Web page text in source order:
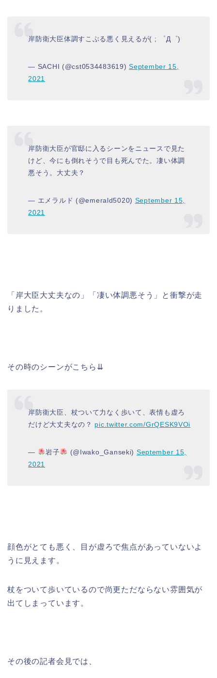
岸防衛大臣体調すこぶる悪く見えるが( ; ゜Д゜)
— SACHI (@cst0534483619)September 15,
2021
岸防衛大臣が官邸に入るシーンをニュースで見た
けど、今にも倒れそうで目も死んでた。凄い体調
悪そう。大丈夫？
— エメラルド (@emerald5020) September 15,
2021
「岸大臣大丈夫なの」「凄い体調悪そう」と衝撃が走
りました。
その時のシーンがこちら⇊
岸防衛大臣、杖ついて力なく歩いて、表情も虚ろ
だけど大丈夫なの？ pic.twitter.com/GrQESK9VOi
— 岩子 (@Iwako_Ganseki) September 15,
2021
顔色がとても悪く、目が虚ろで焦点があっていないよ
うに見えます。
杖をついて歩いているので尚更ただならない雰囲気が
出てしまっています。
その後の記者会見では、